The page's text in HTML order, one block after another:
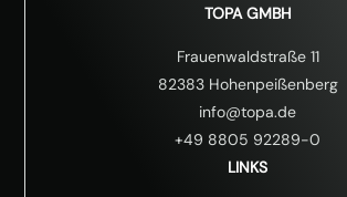
TOPA GMBH
Frauenwaldstraße 11
82383 Hohenpeißenberg
info@topa.de
+49 8805 92289-0
LINKS